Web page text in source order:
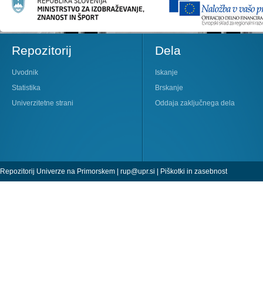
Repozitorij
Uvodnik
Statistika
Univerzitetne strani
Dela
Iskanje
Brskanje
Oddaja zaključnega dela
Repozitorij Univerze na Primorskem | rup@upr.si | Piškotki in zasebnost